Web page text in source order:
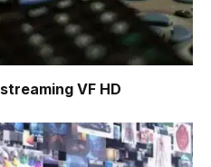
streaming VF HD